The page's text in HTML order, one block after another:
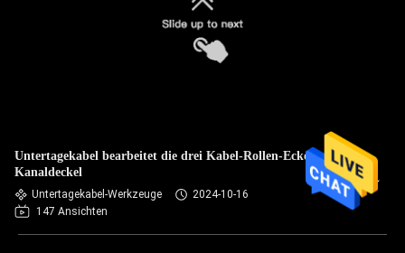
Untertagekabel bearbeitet die drei Kabel-Rollen-Ecken-
Kanaldeckel
Untertagekabel-Werkzeuge
2024-10-16
147 Ansichten